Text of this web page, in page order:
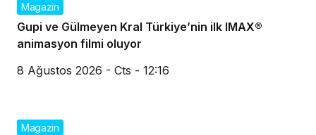
Magazin
Gupi ve Gülmeyen Kral Türkiye’nin ilk IMAX®
animasyon filmi oluyor
8 Ağustos 2026 - Cts - 12:16
Magazin